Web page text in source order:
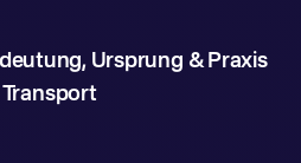
Ursprung & Praxis
Transport